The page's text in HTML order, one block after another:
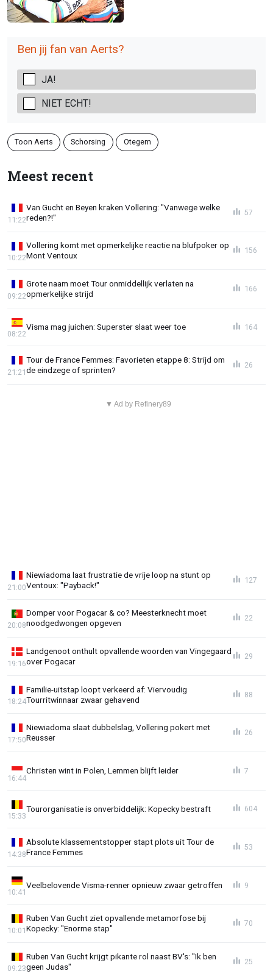
Ben jij fan van Aerts?
JA!
NIET ECHT!
Toon Aerts Schorsing Otegem
Meest recent
Van Gucht en Beyen kraken Vollering: "Vanwege welke
reden?!"
11:22
57
Vollering komt met opmerkelijke reactie na blufpoker op
Mont Ventoux
10:22
156
Grote naam moet Tour onmiddellijk verlaten na
opmerkelijke strijd
09:22
166
Visma mag juichen: Superster slaat weer toe
08:22
164
Tour de France Femmes: Favorieten etappe 8: Strijd om
de eindzege of sprinten?
21:21
26
▼ Ad by Refinery89
Niewiadoma laat frustratie de vrije loop na stunt op
Ventoux: "Payback!"
21:00
127
Domper voor Pogacar & co? Meesterknecht moet
noodgedwongen opgeven
20:08
22
Landgenoot onthult opvallende woorden van Vingegaard
over Pogacar
19:16
29
Familie-uitstap loopt verkeerd af: Viervoudig
Tourritwinnaar zwaar gehavend
18:24
88
Niewiadoma slaat dubbelslag, Vollering pokert met
Reusser
17:50
26
Christen wint in Polen, Lemmen blijft leider
16:44
7
Tourorganisatie is onverbiddelijk: Kopecky bestraft
15:33
604
Absolute klassementstopper stapt plots uit Tour de
France Femmes
14:38
53
Veelbelovende Visma-renner opnieuw zwaar getroffen
10:41
9
Ruben Van Gucht ziet opvallende metamorfose bij
Kopecky: "Enorme stap"
10:01
70
Ruben Van Gucht krijgt pikante rol naast BV's: "Ik ben
geen Judas"
09:23
25